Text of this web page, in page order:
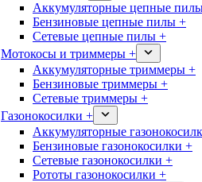
Аккумуляторные цепные
Бензиновые цепные пилы +
Сетевые цепные пилы +
Мотокосы и триммеры +
Аккумуляторные триммеры +
Бензиновые триммеры +
Сетевые триммеры +
Газонокосилки +
Аккумуляторные
Бензиновые газонокосилки +
Сетевые газонокосилки +
Рототы газонокосилки +